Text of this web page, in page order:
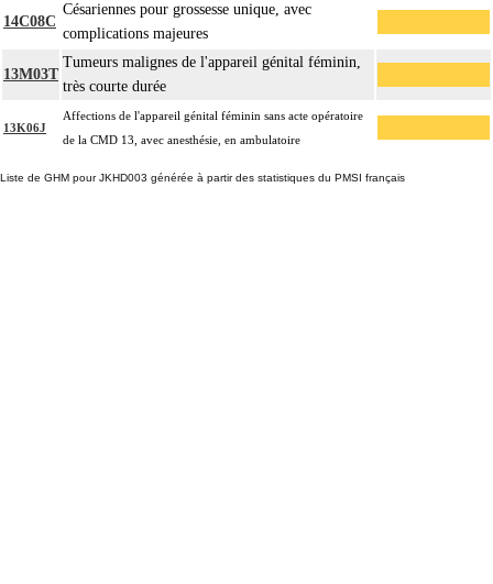
14C08C
Césariennes pour grossesse unique, avec
complications majeures
13M03T
Tumeurs malignes de l'appareil génital féminin,
très courte durée
13K06J
Affections de l'appareil génital féminin sans acte opératoire
de la CMD 13, avec anesthésie, en ambulatoire
Liste de GHM pour JKHD003 générée à partir des statistiques du PMSI français